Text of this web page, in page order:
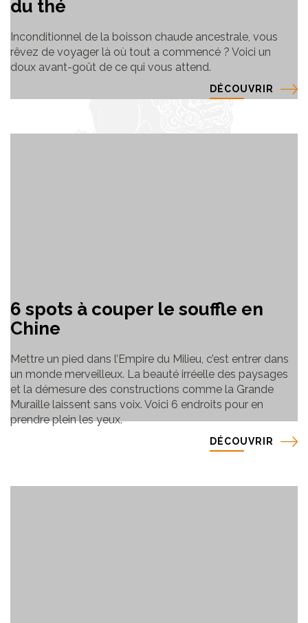
du thé
Inconditionnel de la boisson chaude ancestrale, vous
rêvez de voyager là où tout a commencé ? Voici un
doux avant-goût de ce qui vous attend.
DÉCOUVRIR
6 spots à couper le souffle en
Chine
Mettre un pied dans l’Empire du Milieu, c’est entrer dans
un monde merveilleux. La beauté irréelle des paysages
et la démesure des constructions comme la Grande
Muraille laissent sans voix. Voici 6 endroits pour en
prendre plein les yeux.
DÉCOUVRIR